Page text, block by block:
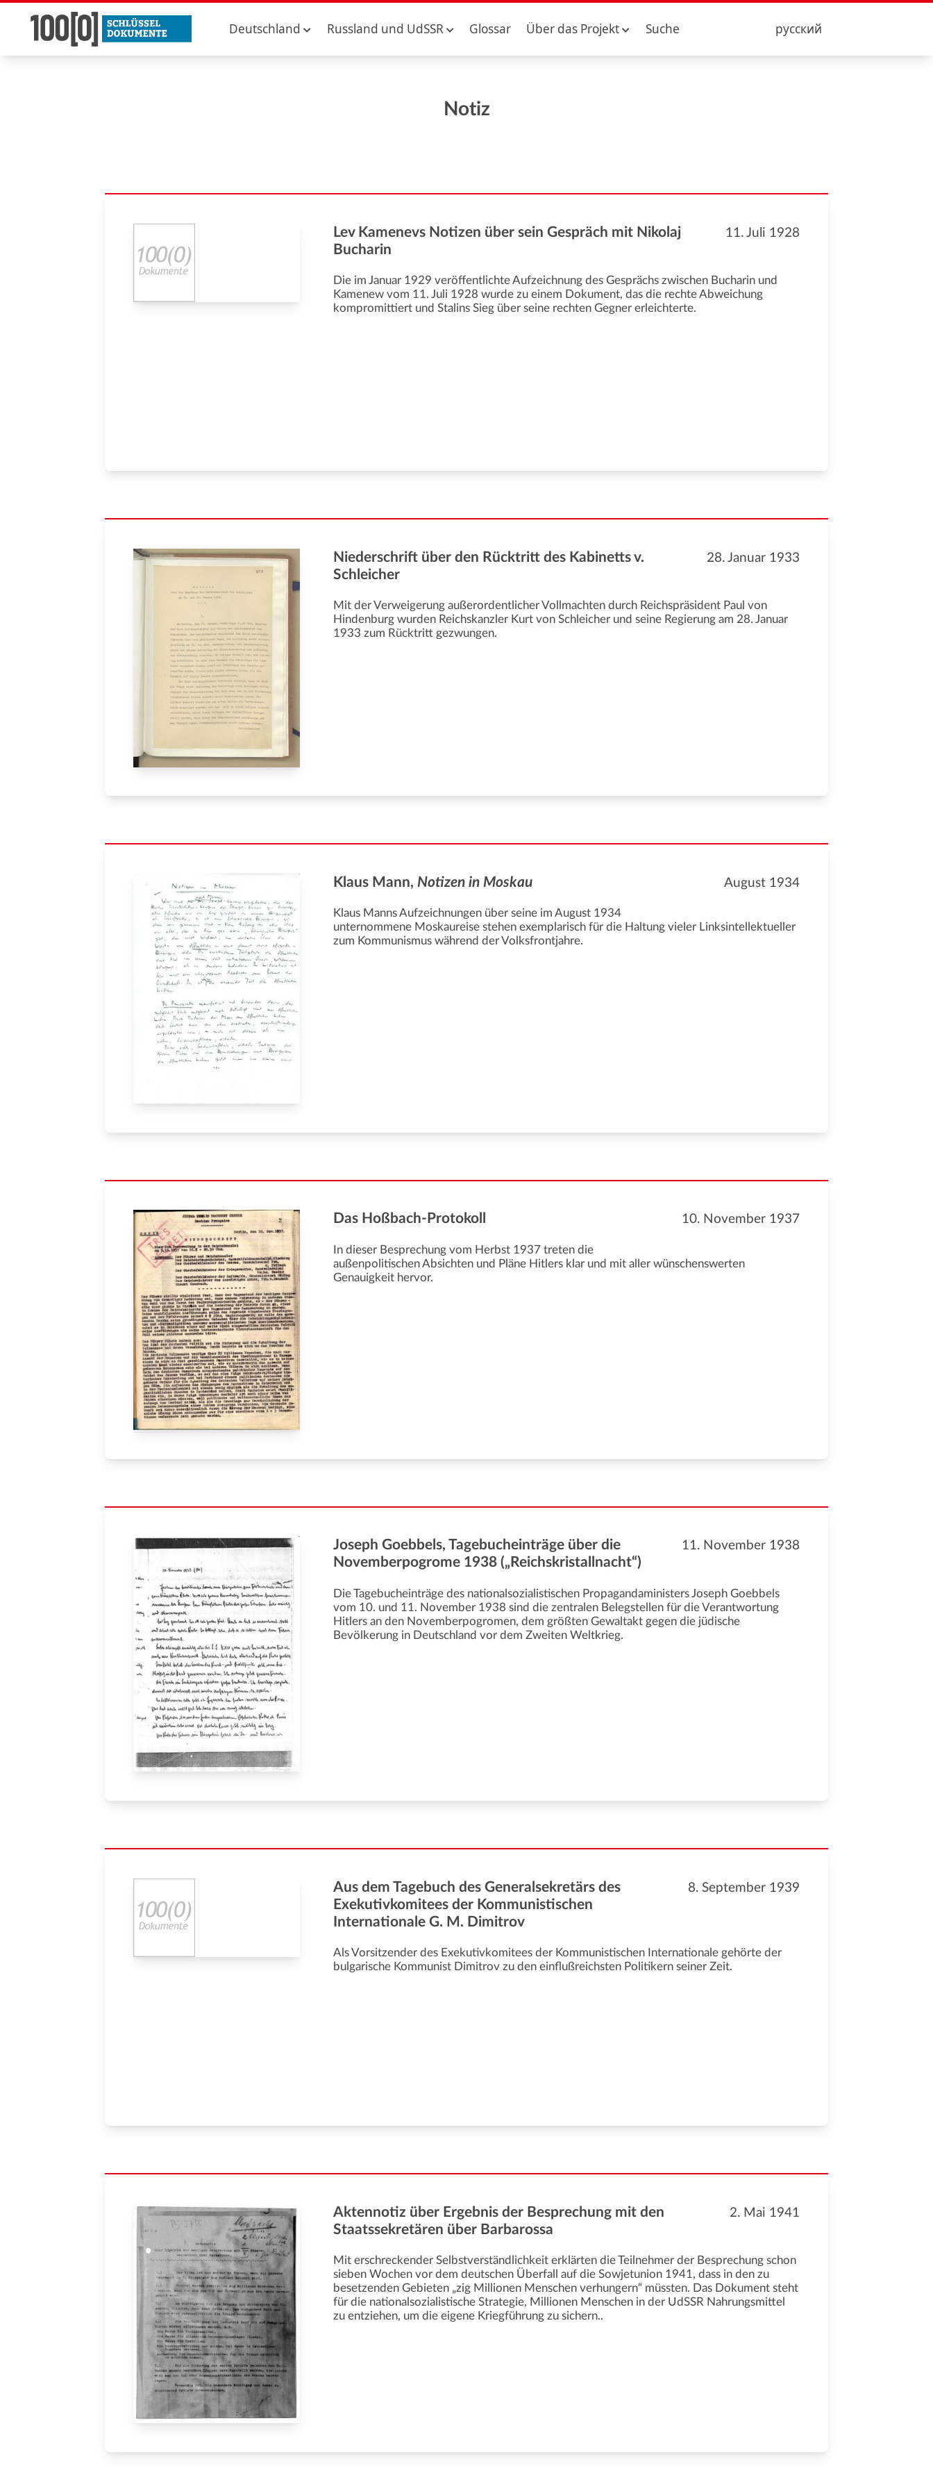
Deutschland Russland und UdSSR Glossar Über das Projekt Suche русский
Notiz
11. Juli 1928
Lev Kamenevs Notizen über sein Gespräch mit Nikolaj
Bucharin
Die im Januar 1929 veröffentlichte Aufzeichnung des Gesprächs zwischen Bucharin und
Kamenew vom 11. Juli 1928 wurde zu einem Dokument, das die rechte Abweichung
kompromittiert und Stalins Sieg über seine rechten Gegner erleichterte.
28. Januar 1933
Niederschrift über den Rücktritt des Kabinetts v.
Schleicher
Mit der Verweigerung außerordentlicher Vollmachten durch Reichspräsident Paul von
Hindenburg wurden Reichskanzler Kurt von Schleicher und seine Regierung am 28. Januar
1933 zum Rücktritt gezwungen.
August 1934
Klaus Mann, Notizen in Moskau
Klaus Manns Aufzeichnungen über seine im August 1934
unternommene Moskaureise stehen exemplarisch für die Haltung vieler Linksintellektueller
zum Kommunismus während der Volksfrontjahre.
10. November 1937
Das Hoßbach-Protokoll
In dieser Besprechung vom Herbst 1937 treten die
außenpolitischen Absichten und Pläne Hitlers klar und mit aller wünschenswerten
Genauigkeit hervor.
11. November 1938
Joseph Goebbels, Tagebucheinträge über die
Novemberpogrome 1938 („Reichskristallnacht“)
Die Tagebucheinträge des nationalsozialistischen Propagandaministers Joseph Goebbels
vom 10. und 11. November 1938 sind die zentralen Belegstellen für die Verantwortung
Hitlers an den Novemberpogromen, dem größten Gewaltakt gegen die jüdische
Bevölkerung in Deutschland vor dem Zweiten Weltkrieg.
8. September 1939
Aus dem Tagebuch des Generalsekretärs des
Exekutivkomitees der Kommunistischen
Internationale G. M. Dimitrov
Als Vorsitzender des Exekutivkomitees der Kommunistischen Internationale gehörte der
bulgarische Kommunist Dimitrov zu den einflußreichsten Politikern seiner Zeit.
2. Mai 1941
Aktennotiz über Ergebnis der Besprechung mit den
Staatssekretären über Barbarossa
Mit erschreckender Selbstverständlichkeit erklärten die Teilnehmer der Besprechung schon
sieben Wochen vor dem deutschen Überfall auf die Sowjetunion 1941, dass in den zu
besetzenden Gebieten „zig Millionen Menschen verhungern“ müssten. Das Dokument steht
für die nationalsozialistische Strategie, Millionen Menschen in der UdSSR Nahrungsmittel
zu entziehen, um die eigene Kriegführung zu sichern..